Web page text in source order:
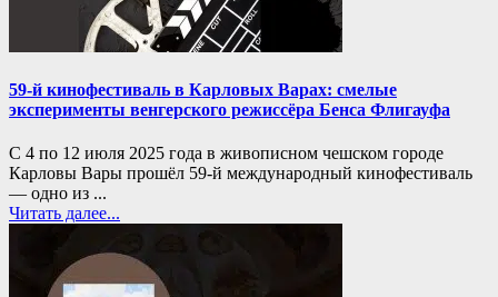
59-й кинофестиваль в Карловых Варах: смелые
эксперименты венгерского режиссёра Бенса Флигауфа
С 4 по 12 июля 2025 года в живописном чешском городе
Карловы Вары прошёл 59-й международный кинофестиваль
— одно из ...
Читать далее...